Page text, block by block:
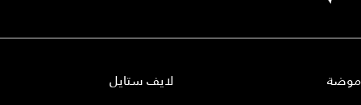
موضة
لايف ستايل